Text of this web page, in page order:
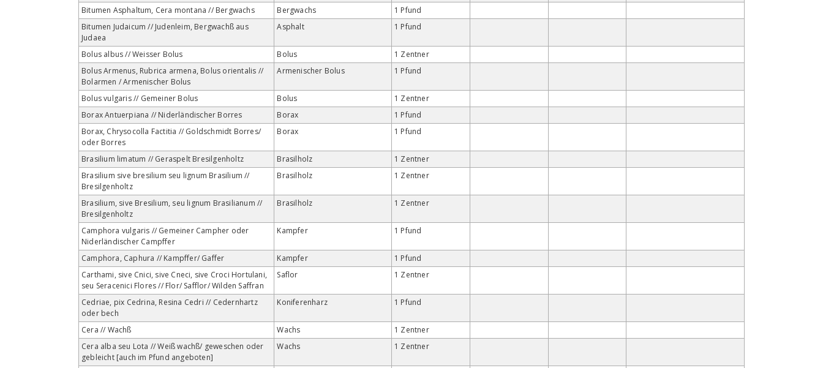
Bitumen Asphaltum, Cera montana // Bergwachs Bergwachs
1 Pfund
Bitumen Judaicum // Judenleim, Bergwachß aus
Judaea
Asphalt 1 Pfund
Bolus albus // Weisser Bolus Bolus
1 Zentner
Bolus Armenus, Rubrica armena, Bolus orientalis //
Bolarmen / Armenischer Bolus
Armenischer Bolus 1 Pfund
Bolus vulgaris // Gemeiner Bolus Bolus
1 Zentner
Borax Antuerpiana // Niderländischer Borres
Borax
1 Pfund
Borax, Chrysocolla Factitia // Goldschmidt Borres/
oder Borres
Borax 1 Pfund
Brasilium limatum // Geraspelt Bresilgenholtz Brasilholz
1 Zentner
Brasilium sive bresilium seu lignum Brasilium //
Bresilgenholtz
Brasilholz 1 Zentner
Brasilium, sive Bresilium, seu lignum Brasilianum //
Bresilgenholtz
Brasilholz 1 Zentner
Camphora vulgaris // Gemeiner Campher oder
Niderländischer Campffer
Kampfer 1 Pfund
Camphora, Caphura // Kampffer/ Gaffer Kampfer
1 Pfund
Carthami, sive Cnici, sive Cneci, sive Croci Hortulani,
seu Seracenici Flores // Flor/ Safflor/ Wilden Saffran
Saflor 1 Zentner
Cedriae, pix Cedrina, Resina Cedri // Cedernhartz
oder bech
Koniferenharz 1 Pfund
Cera // Wachß Wachs
1 Zentner
Cera alba seu Lota // Weiß wachß/ geweschen oder
gebleicht [auch im Pfund angeboten]
Wachs 1 Zentner